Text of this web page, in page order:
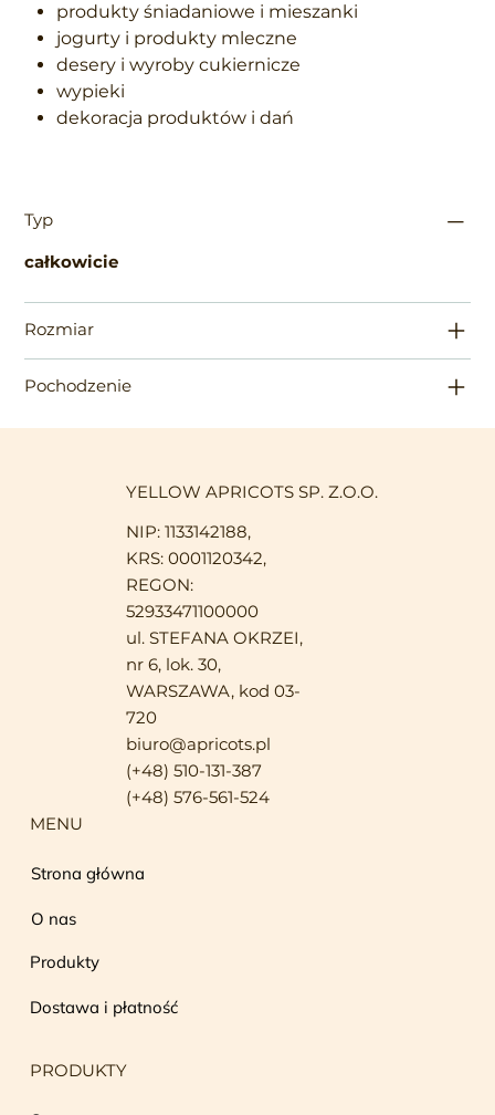
produkty śniadaniowe i mieszanki
jogurty i produkty mleczne
desery i wyroby cukiernicze
wypieki
dekoracja produktów i dań
Typ
całkowicie
Rozmiar
Pochodzenie
YELLOW APRICOTS SP. Z.O.O.
NIP: 1133142188,
KRS: 0001120342,
REGON:
52933471100000
ul. STEFANA OKRZEI,
nr 6, lok. 30,
WARSZAWA, kod 03-
720
biuro@apricots.pl
(+48) 510-131-387
(+48) 576-561-524
MENU
Strona główna
O nas
Produkty
Dostawa i płatność
PRODUKTY